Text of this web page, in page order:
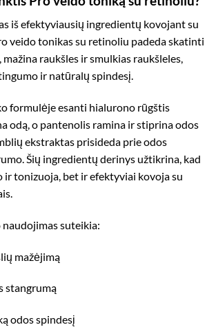
iš efektyviausių ingredientų kovojant su
veido tonikas su retinoliu padeda skatinti
raukšles ir smulkias raukšleles,
ir natūralų spindesį.
formulėje esanti hialurono rūgštis
odą, o pantenolis ramina ir stiprina odos
ekstraktas prisideda prie odos
Šių ingredientų derinys užtikrina, kad
ir tonizuoja, bet ir efektyviai kovoja su
suteikia:
mažėjimą
stangrumą
odos spindesį